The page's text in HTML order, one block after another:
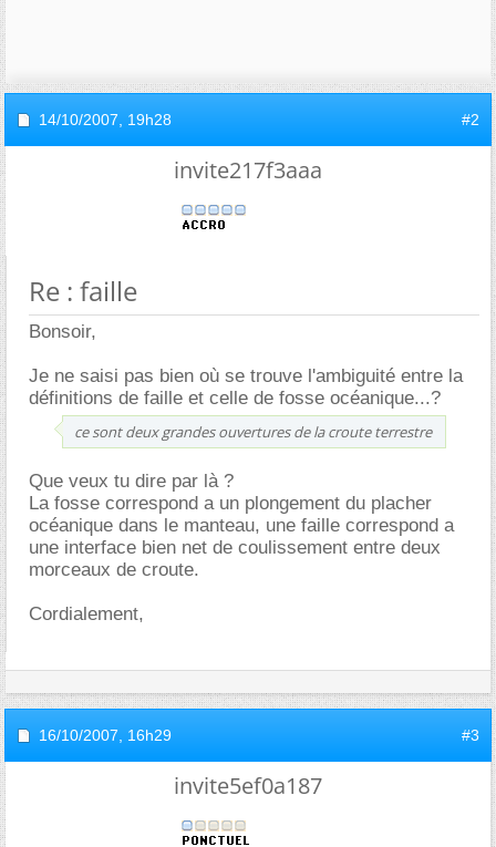
14/10/2007, 19h28 #2
invite217f3aaa
Re : faille
Bonsoir,
Je ne saisi pas bien où se trouve l'ambiguité entre la
définitions de faille et celle de fosse océanique...?
ce sont deux grandes ouvertures de la croute terrestre
Que veux tu dire par là ?
La fosse correspond a un plongement du placher
océanique dans le manteau, une faille correspond a
une interface bien net de coulissement entre deux
morceaux de croute.
Cordialement,
16/10/2007, 16h29 #3
invite5ef0a187